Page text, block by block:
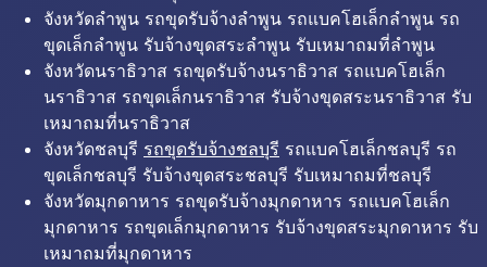
จังหวัดลำพูน รถขุดรับจ้างลำพูน รถแบคโฮเล็กลำพูน รถ
ขุดเล็กลำพูน รับจ้างขุดสระลำพูน รับเหมาถมที่ลำพูน
จังหวัดนราธิวาส รถขุดรับจ้างนราธิวาส รถแบคโฮเล็ก
นราธิวาส รถขุดเล็กนราธิวาส รับจ้างขุดสระนราธิวาส รับ
เหมาถมที่นราธิวาส
จังหวัดชลบุรี รถขุดรับจ้างชลบุรี รถแบคโฮเล็กชลบุรี รถ
ขุดเล็กชลบุรี รับจ้างขุดสระชลบุรี รับเหมาถมที่ชลบุรี
จังหวัดมุกดาหาร รถขุดรับจ้างมุกดาหาร รถแบคโฮเล็ก
มุกดาหาร รถขุดเล็กมุกดาหาร รับจ้างขุดสระมุกดาหาร รับ
เหมาถมที่มุกดาหาร